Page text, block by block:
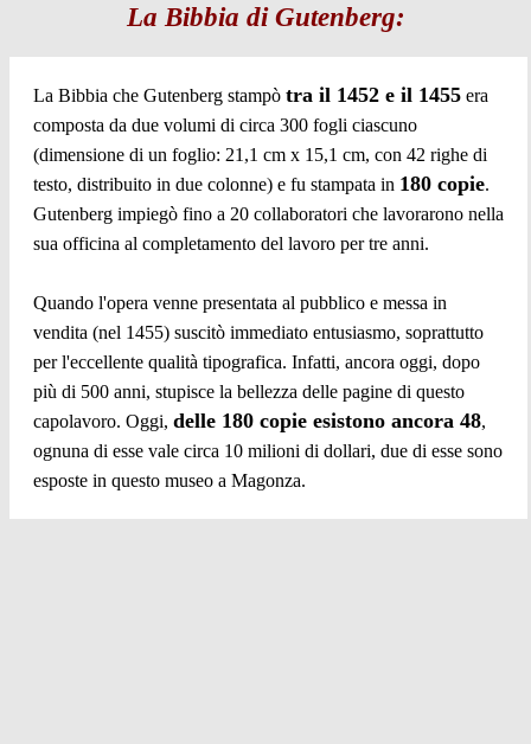
La Bibbia di Gutenberg:
La Bibbia che Gutenberg stampò tra il 1452 e il 1455 era
composta da due volumi di circa 300 fogli ciascuno
(dimensione di un foglio: 21,1 cm x 15,1 cm, con 42 righe di
testo, distribuito in due colonne) e fu stampata in 180 copie.
Gutenberg impiegò fino a 20 collaboratori che lavorarono nella
sua officina al completamento del lavoro per tre anni.
Quando l'opera venne presentata al pubblico e messa in
vendita (nel 1455) suscitò immediato entusiasmo, soprattutto
per l'eccellente qualità tipografica. Infatti, ancora oggi, dopo
più di 500 anni, stupisce la bellezza delle pagine di questo
capolavoro. Oggi, delle 180 copie esistono ancora 48,
ognuna di esse vale circa 10 milioni di dollari, due di esse sono
esposte in questo museo a Magonza.